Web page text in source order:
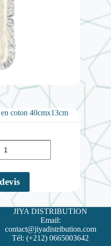
coton 40cmx13cm
JIYA DISTRIBUTION
Email:
contact@jiyadistribution.com
Tél: (+212) 0665003642